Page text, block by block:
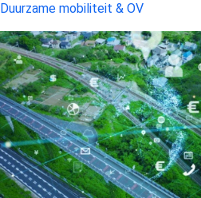
Duurzame mobiliteit & OV